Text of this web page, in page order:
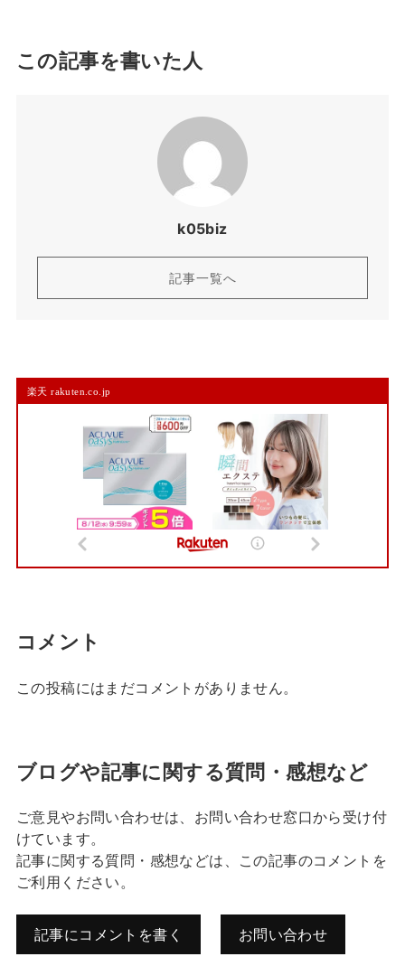
この記事を書いた人
k05biz
記事一覧へ
楽天 rakuten.co.jp
コメント
この投稿にはまだコメントがありません。
ブログや記事に関する質問・感想など
ご意見やお問い合わせは、お問い合わせ窓口から受け付
けています。
記事に関する質問・感想などは、この記事のコメントを
ご利用ください。
記事にコメントを書く お問い合わせ